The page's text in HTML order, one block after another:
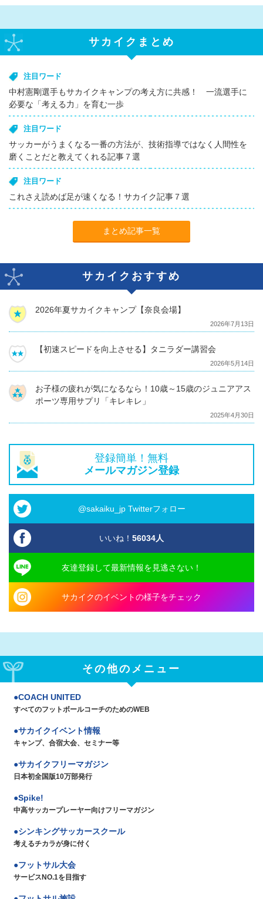
サカイクまとめ
注目ワード
中村憲剛選手もサカイクキャンプの考え方に共感！ 一流選手に
必要な「考える力」を育む一歩
注目ワード
サッカーがうまくなる一番の方法が、技術指導ではなく人間性を
磨くことだと教えてくれる記事７選
注目ワード
これさえ読めば足が速くなる！サカイク記事７選
まとめ記事一覧
サカイクおすすめ
2026年夏サカイクキャンプ【奈良会場】
2026年7月13日
【初速スピードを向上させる】タニラダー講習会
2026年5月14日
お子様の疲れが気になるなら！10歳～15歳のジュニアアス
ポーツ専用サプリ「キレキレ」
2025年4月30日
登録簡単！無料
メールマガジン登録
@sakaiku_jp Twitterフォロー
いいね！ 56034人
友達登録して最新情報を見逃さない！
サカイクのイベントの様子をチェック
その他のメニュー
COACH UNITED
すべてのフットボールコーチのためのWEB
サカイクイベント情報
キャンプ、合宿大会、セミナー等
サカイクフリーマガジン
日本初全国版10万部発行
Spike!
中高サッカープレーヤー向けフリーマガジン
シンキングサッカースクール
考えるチカラが身に付く
フットサル大会
サービスNO.1を目指す